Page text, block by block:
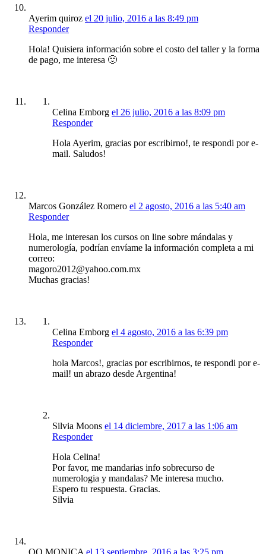
Ayerim quiroz el 20 julio, 2016 a las 8:49 pm
Responder
Hola! Quisiera información sobre el costo del taller y la forma
de pago, me interesa 🙂
Celina Emborg el 26 julio, 2016 a las 8:09 pm
Responder
Hola Ayerim, gracias por escribirno!, te respondi por e-
mail. Saludos!
Marcos González Romero el 2 agosto, 2016 a las 5:40 am
Responder
Hola, me interesan los cursos on line sobre mándalas y
numerología, podrían envíame la información completa a mi
correo:
magoro2012@yahoo.com.mx
Muchas gracias!
Celina Emborg el 4 agosto, 2016 a las 6:39 pm
Responder
hola Marcos!, gracias por escribirnos, te respondi por e-
mail! un abrazo desde Argentina!
Silvia Moons el 14 diciembre, 2017 a las 1:06 am
Responder
Hola Celina!
Por favor, me mandarias info sobrecurso de
numerologia y mandalas? Me interesa mucho.
Espero tu respuesta. Gracias.
Silvia
QQ MONICA el 13 septiembre, 2016 a las 3:25 pm